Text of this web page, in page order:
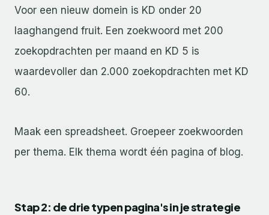
Voor een nieuw domein is KD onder 20
laaghangend fruit. Een zoekwoord met 200
zoekopdrachten per maand en KD 5 is
waardevoller dan 2.000 zoekopdrachten met KD
60.
Maak een spreadsheet. Groepeer zoekwoorden
per thema. Elk thema wordt één pagina of blog.
Stap 2: de drie typen pagina's in je strategie